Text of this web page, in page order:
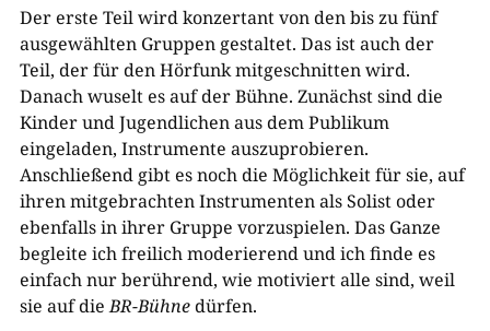
Der erste Teil wird konzertant von den bis zu fünf
ausgewählten Gruppen gestaltet. Das ist auch der
Teil, der für den Hörfunk mitgeschnitten wird.
Danach wuselt es auf der Bühne. Zunächst sind die
Kinder und Jugendlichen aus dem Publikum
eingeladen, Instrumente auszuprobieren.
Anschließend gibt es noch die Möglichkeit für sie, auf
ihren mitgebrachten Instrumenten als Solist oder
ebenfalls in ihrer Gruppe vorzuspielen. Das Ganze
begleite ich freilich moderierend und ich finde es
einfach nur berührend, wie motiviert alle sind, weil
sie auf dieBR-Bühnedürfen.